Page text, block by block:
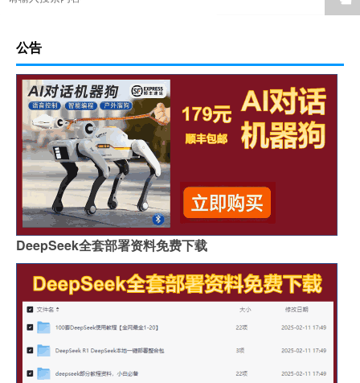
公告
DeepSeek全套部署资料免费下载